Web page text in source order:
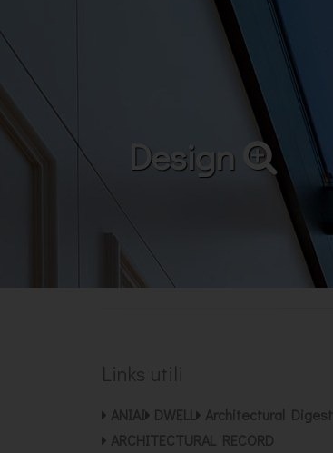
Design
Links utili
ANIAI DWELL Architectural Digest
ARCHITECTURAL RECORD